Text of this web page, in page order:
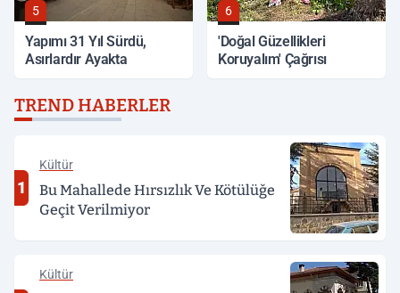
5
Yapımı 31 Yıl Sürdü,
Asırlardır Ayakta
6
'Doğal Güzellikleri
Koruyalım' Çağrısı
TREND HABERLER
1
Kültür
Bu Mahallede Hırsızlık Ve Kötülüğe
Geçit Verilmiyor
Kültür